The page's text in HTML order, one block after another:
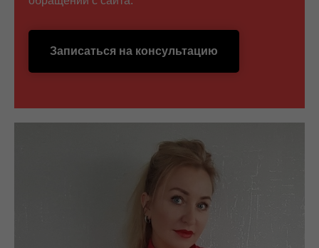
Записаться на консультацию